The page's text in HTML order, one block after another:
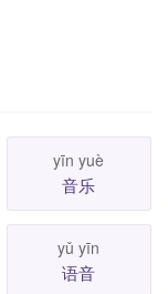
yīn yuè
音乐
yǔ yīn
语音